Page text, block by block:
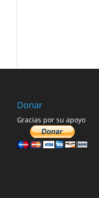
Donar
Gracias por su apoyo